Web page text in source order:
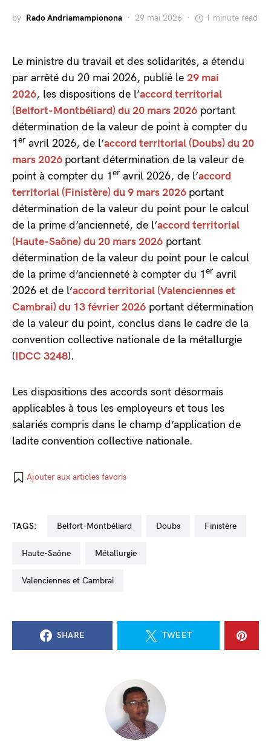
by Rado Andriamampionona 29 mai 2026 1 minute read
Le ministre du travail et des solidarités, a étendu
par arrêté du 20 mai 2026, publié le 29 mai
2026, les dispositions de l’accord territorial
(Belfort-Montbéliard) du 20 mars 2026 portant
détermination de la valeur de point à compter du
1 er avril 2026, de l’accord territorial (Doubs) du 20
mars 2026 portant détermination de la valeur de
point à compter du 1 er avril 2026, de l’accord
territorial (Finistère) du 9 mars 2026 portant
détermination de la valeur du point pour le calcul
de la prime d’ancienneté, de l’accord territorial
(Haute-Saône) du 20 mars 2026 portant
détermination de la valeur du point pour le calcul
de la prime d’ancienneté à compter du 1 er avril
2026 et de l’accord territorial (Valenciennes et
Cambrai) du 13 février 2026 portant détermination
de la valeur du point, conclus dans le cadre de la
convention collective nationale de la métallurgie
(IDCC 3248).
Les dispositions des accords sont désormais
applicables à tous les employeurs et tous les
salariés compris dans le champ d’application de
ladite convention collective nationale.
Ajouter aux articles favoris
TAGS: Belfort-Montbéliard Doubs Finistère
Haute-Saône métallurgie
Valenciennes et Cambrai
SHARE TWEET